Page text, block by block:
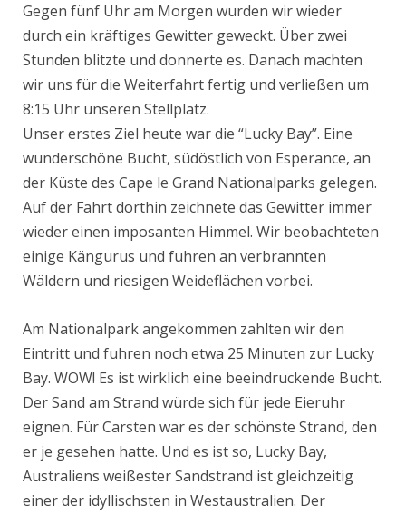
Gegen fünf Uhr am Morgen wurden wir wieder
durch ein kräftiges Gewitter geweckt. Über zwei
Stunden blitzte und donnerte es. Danach machten
wir uns für die Weiterfahrt fertig und verließen um
8:15 Uhr unseren Stellplatz.
Unser erstes Ziel heute war die “Lucky Bay”. Eine
wunderschöne Bucht, südöstlich von Esperance, an
der Küste des Cape le Grand Nationalparks gelegen.
Auf der Fahrt dorthin zeichnete das Gewitter immer
wieder einen imposanten Himmel. Wir beobachteten
einige Kängurus und fuhren an verbrannten
Wäldern und riesigen Weideflächen vorbei.
Am Nationalpark angekommen zahlten wir den
Eintritt und fuhren noch etwa 25 Minuten zur Lucky
Bay. WOW! Es ist wirklich eine beeindruckende Bucht.
Der Sand am Strand würde sich für jede Eieruhr
eignen. Für Carsten war es der schönste Strand, den
er je gesehen hatte. Und es ist so, Lucky Bay,
Australiens weißester Sandstrand ist gleichzeitig
einer der idyllischsten in Westaustralien. Der